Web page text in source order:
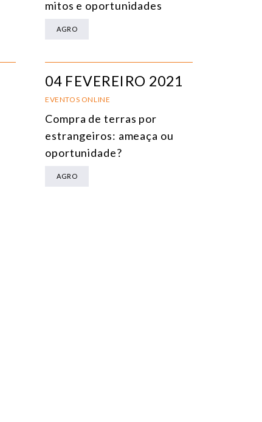
mitos e oportunidades
AGRO
04 FEVEREIRO 2021
EVENTOS ONLINE
Compra de terras por
estrangeiros: ameaça ou
oportunidade?
AGRO